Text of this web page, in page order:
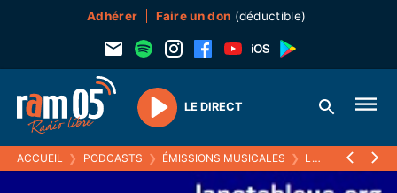
Adhérer Faire un don (déductible)
Play
LE DIRECT
ACCUEIL ❯ PODCASTS ❯ ÉMISSIONS MUSICALES ❯ LA NOTE BLEUE